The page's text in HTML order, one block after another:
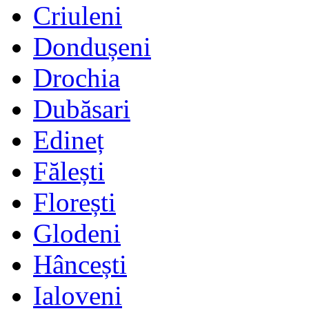
Criuleni
Dondușeni
Drochia
Dubăsari
Edineț
Fălești
Florești
Glodeni
Hâncești
Ialoveni